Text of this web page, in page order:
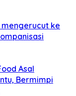
mengerucut ke
Asal
Bermimpi